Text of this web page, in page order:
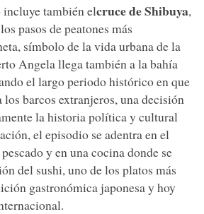
también elcruce de Shibuya,
pasos de peatones más
símbolo de la vida urbana de la
Angela llega también a la bahía
el largo periodo histórico en que
barcos extranjeros, una decisión
la historia política y cultural
el episodio se adentra en el
y en una cocina donde se
del sushi, uno de los platos más
gastronómica japonesa y hoy